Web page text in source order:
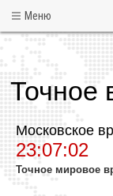
Меню
Точное
Московское
23:07:02
Точное мировое